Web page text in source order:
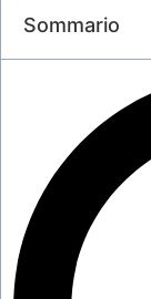
Sommario